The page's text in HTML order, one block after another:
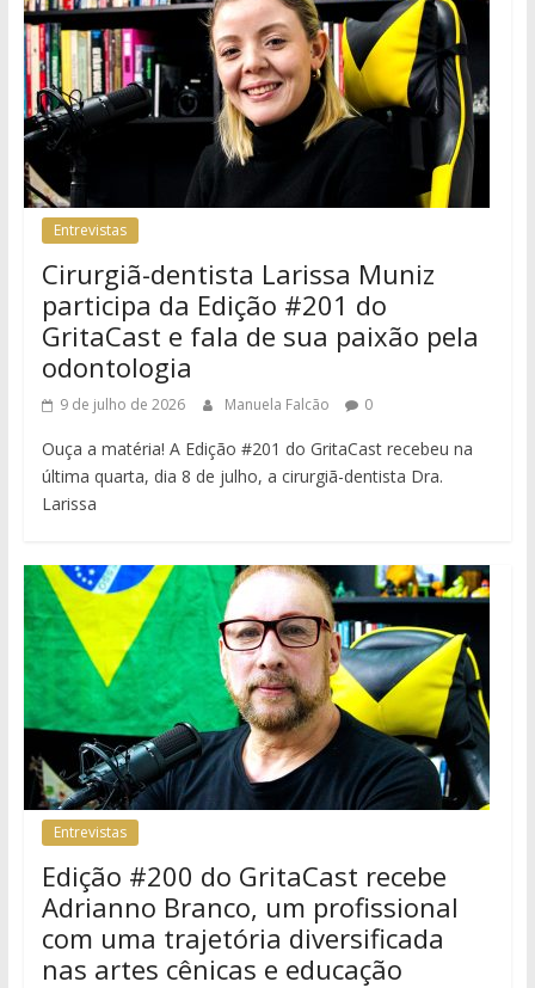
Entrevistas
Cirurgiã-dentista Larissa Muniz
participa da Edição #201 do
GritaCast e fala de sua paixão pela
odontologia
9 de julho de 2026 Manuela Falcão 0
Ouça a matéria! A Edição #201 do GritaCast recebeu na
última quarta, dia 8 de julho, a cirurgiã-dentista Dra.
Larissa
Entrevistas
Edição #200 do GritaCast recebe
Adrianno Branco, um profissional
com uma trajetória diversificada
nas artes cênicas e educação